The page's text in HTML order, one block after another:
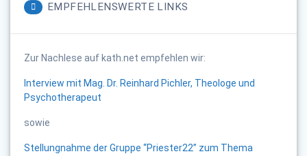
EMPFEHLENSWERTE LINKS
Zur Nachlese auf kath.net empfehlen wir:
Interview mit Mag. Dr. Reinhard Pichler, Theologe und
Psychotherapeut
sowie
Stellungnahme der Gruppe “Priester22” zum Thema